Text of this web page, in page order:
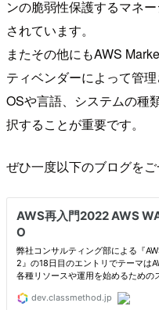
ンの脆弱性保護するマネ
されています。
またその他にもAWS
ティベンダーによって管
OSや言語、システムの種
択することが重要です。
ぜひ一度以下のブログをご